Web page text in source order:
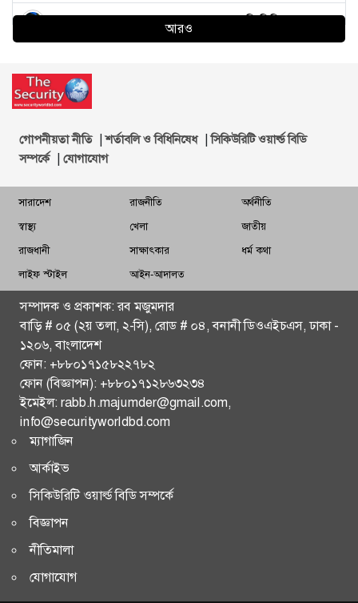
ভারতে ক্ষুব্ধ তরুণদের হাতে মার খাচ্ছে ‘গোদি মিডিয়ার’
সাংবাদিকরা
কাফরুলে দুর্বৃত্তদের এলোপাতাড়ি গুলিতে যুবদল কর্মী নিহত,
আহত ২
বায়ু ও শব্দদূষণ রোধে কঠোর পদক্ষেপের নির্দেশ প্রধানমন্ত্রীর
খুলে দেওয়া হয়েছে কাপ্তাই বাঁধের ১৬ জলকপাট
রাজধানীর আরও ৫০ স্থানে স্বয়ংক্রিয় ট্রাফিক সিগন্যাল চালুর
নির্দেশ প্রধানমন্ত্রীর
পূর্ণমাত্রায় অভিযানের হুঁশিয়ারি ইরানের
গাজায় ইসরায়েলি হামলা, নিহত অন্তত ১৪
চট্টগ্রাম বিভাগ ছাড়া সারা দেশে এইচএসসি পরীক্ষা চলবে: শিক্ষা
উপদেষ্টা
বাণিজ্য চুক্তির বিনিময়ে হরমুজের ২০% শুল্ক প্রত্যাহারের
ঘোষণা ট্রাম্পের
কুয়েতে মার্কিন সামরিক স্থাপনাতে ড্রোন-মিসাইল ছুড়ল ইরান
বন্যায় এখন পর্যন্ত ৫৬ জনের মৃত্যু
শেখ হাসিনার প্রত্যর্পণের বিষয়টি আইন অনুযায়ী নিষ্পত্তি হবে:
আরও
গোপনীয়তা নীতি |শর্তাবলি ও বিধিনিষেধ |সিকিউরিটি ওয়ার্ল্ড বিডি
সম্পর্কে | যোগাযোগ
সারাদেশ রাজনীতি
অর্থনীতি
স্বাস্থ্য
খেলা
জাতীয়
রাজধানী
সাক্ষাৎকার
ধর্ম কথা
লাইফ স্টাইল
আইন-আদালত
সম্পাদক ও প্রকাশক: রব মজুমদার
বাড়ি # ০৫ (২য় তলা, ২-সি), রোড # ০৪, বনানী ডিওএইচএস, ঢাকা -
১২০৬, বাংলাদেশ
ফোন: +৮৮০১৭১৫৮২২৭৮২
ফোন (বিজ্ঞাপন): +৮৮০১৭১২৮৬৩২৩৪
ইমেইল: rabb.h.majumder@gmail.com,
info@securityworldbd.com
ম্যাগাজিন
আর্কাইভ
সিকিউরিটি ওয়ার্ল্ড বিডি সম্পর্কে
বিজ্ঞাপন
নীতিমালা
যোগাযোগ